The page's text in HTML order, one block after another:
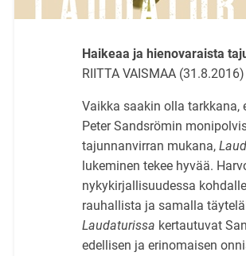
Haikeaa ja hienovaraista
RIITTA VAISMAA (31.8.2016)
Vaikka saakin olla tarkkana,
Peter Sandsrömin
tajunnanvirran mukana,
lukeminen tekee hyvää.
nykykirjallisuudessa
rauhallista ja samalla
Laudaturissa kertautuvat
edellisen ja erinomaisen